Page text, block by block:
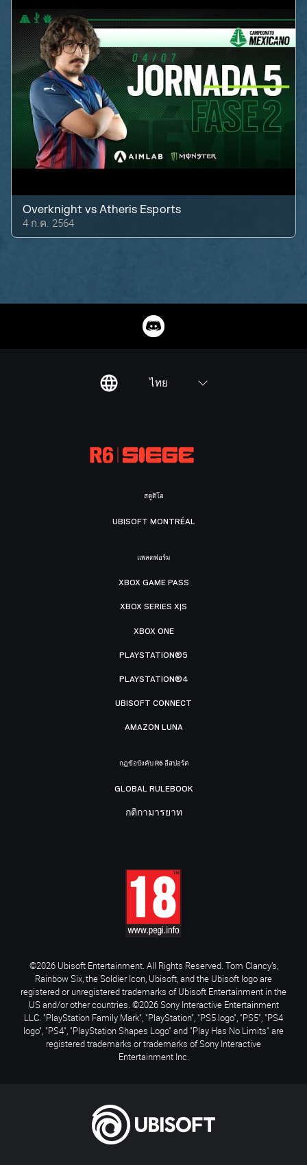
Overknight vsAtheris Esports
4 ก.ค. 2564
ไทย
สตูดิโอ
UBISOFT MONTRÉAL
แพลตฟอร์ม
XBOX GAME PASS
XBOX SERIES X|S
XBOX ONE
PLAYSTATION®5
PLAYSTATION®4
UBISOFT CONNECT
AMAZON LUNA
กฎข้อบังคับ R6 อีสปอร์ต
GLOBAL RULEBOOK
กติกามารยาท
©2026 Ubisoft Entertainment. All Rights Reserved. Tom Clancy’s,
Rainbow Six, the Soldier Icon, Ubisoft, and the Ubisoft logo are
registered or unregistered trademarks of Ubisoft Entertainment in the
US and/or other countries. ©2026 Sony Interactive Entertainment
LLC. "PlayStation Family Mark", "PlayStation", "PS5 logo", "PS5", "PS4
logo", "PS4", "PlayStation Shapes Logo" and "Play Has No Limits" are
registered trademarks or trademarks of Sony Interactive
Entertainment Inc.